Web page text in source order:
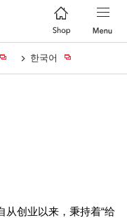
한국어
从创业以来，秉持着“给